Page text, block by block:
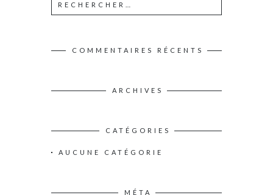
e
COMMENTAIRES RÉCENTS
ARCHIVES
CATÉGORIES
AUCUNE CATÉGORIE
MÉTA